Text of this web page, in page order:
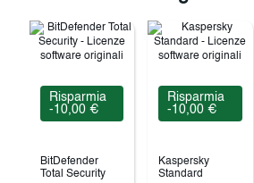
Risparmia
-10,00 €
BitDefender
Total Security
Risparmia
-10,00 €
Kaspersky
Standard